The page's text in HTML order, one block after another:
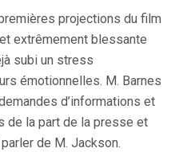
projections du film
extrêmement blessante
subi un stress
émotionnelles. M. Barnes
d’informations et
de la part de la presse et
de M. Jackson.